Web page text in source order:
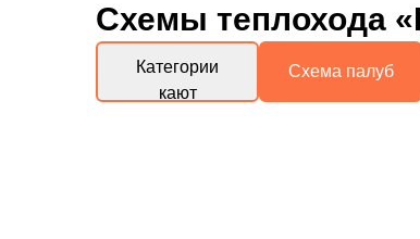
Схемы теплохода
Категории
кают
Схема палуб